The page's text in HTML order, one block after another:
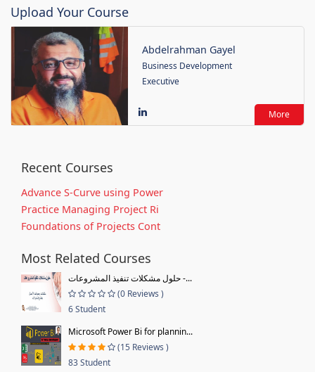
Upload Your Course
Abdelrahman Gayel
Business Development
Executive
More
Recent Courses
Advance S-Curve using Power
Practice Managing Project Ri
Foundations of Projects Cont
Most Related Courses
حلول مشكلات تنفيذ المشروعات -...
(0 Reviews )
6 Student
Microsoft Power Bi for plannin...
(15 Reviews )
83 Student